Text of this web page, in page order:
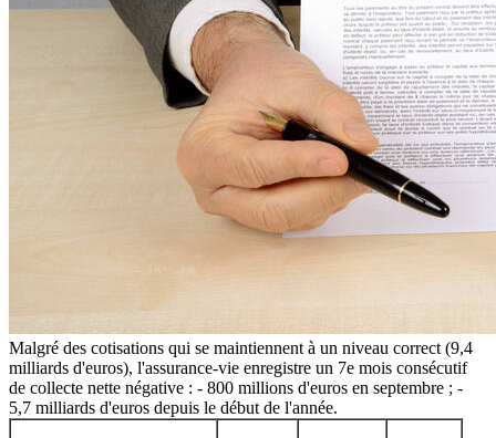
Malgré des cotisations qui se maintiennent à un niveau correct (9,4
milliards d'euros), l'assurance-vie enregistre un 7e mois consécutif
de collecte nette négative : - 800 millions d'euros en septembre ; -
5,7 milliards d'euros depuis le début de l'année.